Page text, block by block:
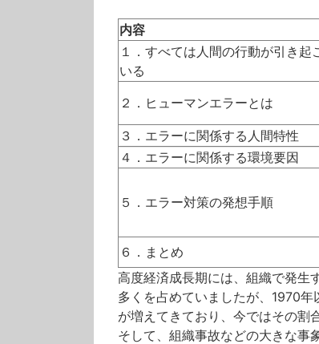
内容
１．すべては人間の行動が引き起
いる
２．ヒューマンエラーとは
３．エラーに関係する人間特性
４．エラーに関係する環境要因
５．エラー対策の発想手順
６．まとめ
高度経済成長期には、組織で発生
多くを占めていましたが、1970
が増えてきており、今ではその割
そして、組織事故などの大きな事